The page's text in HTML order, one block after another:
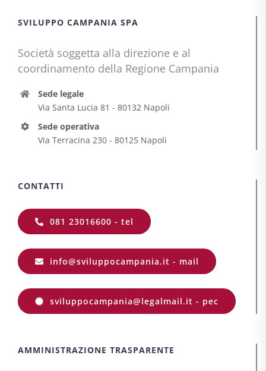
SVILUPPO CAMPANIA SPA
Società soggetta alla direzione e al
coordinamento della Regione Campania
Sede legale
Via Santa Lucia 81 - 80132 Napoli
Sede operativa
Via Terracina 230 - 80125 Napoli
CONTATTI
081 23016600 - tel
info@sviluppocampania.it - mail
sviluppocampania@legalmail.it - pec
AMMINISTRAZIONE TRASPARENTE